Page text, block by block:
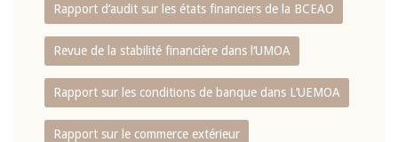
Rapport d‘audit sur les états financiers de la BCEAO
Revue de la stabilité financière dans l‘UMOA
Rapport sur les conditions de banque dans L‘UEMOA
Rapport sur le commerce extérieur